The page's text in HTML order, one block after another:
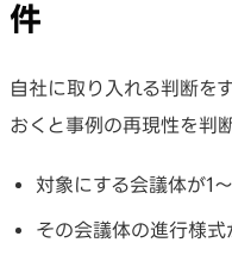
件
自社に取り入れる判断を
おくと事例の再現性を判
対象にする会議体が1
その会議体の進行様式